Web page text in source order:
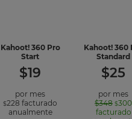
Kahoot! 360 Pro
Start-
features
$19
por mes
$228 facturado
anualmente
Kahoot! 360
Standard-
$25
por mes
$348 $300
facturado